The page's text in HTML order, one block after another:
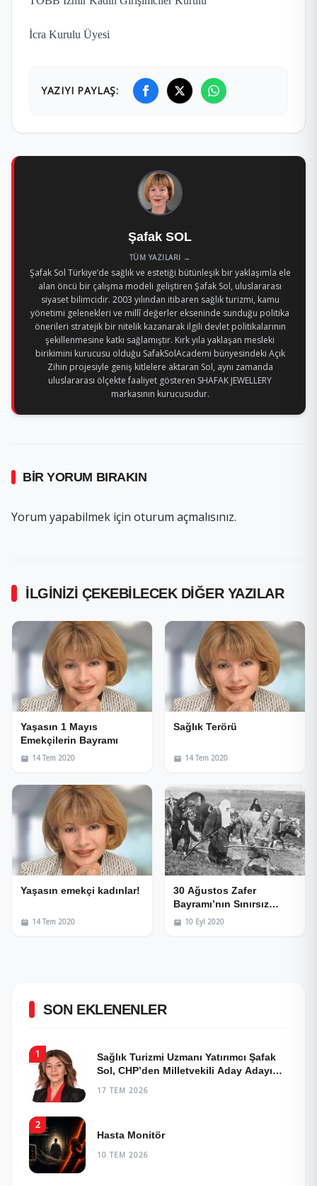
İcra Kurulu Üyesi
YAZIYI PAYLAŞ:
Şafak SOL
TÜM YAZILARI →
Şafak Sol Türkiye’de sağlık ve estetiği bütünleşik bir yaklaşımla ele
alan öncü bir çalışma modeli geliştiren Şafak Sol, uluslararası
siyaset bilimcidir. 2003 yılından itibaren sağlık turizmi, kamu
yönetimi gelenekleri ve millî değerler ekseninde sunduğu politika
önerileri stratejik bir nitelik kazanarak ilgili devlet politikalarının
şekillenmesine katkı sağlamıştır. Kırk yıla yaklaşan mesleki
birikimini kurucusu olduğu SafakSolAcademi bünyesindeki Açık
Zihin projesiyle geniş kitlelere aktaran Sol, aynı zamanda
uluslararası ölçekte faaliyet gösteren SHAFAK JEWELLERY
markasının kurucusudur.
BIR YORUM BIRAKIN
Yorum yapabilmek için oturum açmalısınız.
İLGINIZI ÇEKEBILECEK DIĞER YAZILAR
Yaşasın 1 Mayıs
Emekçilerin Bayramı
14 Tem 2020
Sağlık Terörü
14 Tem 2020
Yaşasın emekçi kadınlar!
14 Tem 2020
30 Ağustos Zafer
Bayramı’nın Sınırsız
Gücü10 Eyl 2020
SON EKLENENLER
1
Sağlık Turizmi Uzmanı Yatırımcı Şafak
Sol, CHP’den Milletvekili Aday Adayı
Oldu!
17 TEM 2026
2
Hasta Monitör
10 TEM 2026